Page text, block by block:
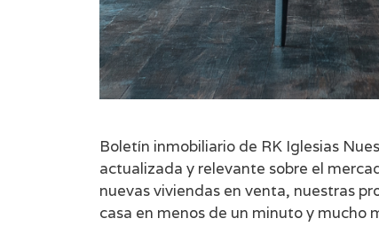
Boletín inmobiliario de RK Iglesias
actualizada y relevante sobre el
nuevas viviendas en venta, nuestras
casa en menos de un minuto y mucho